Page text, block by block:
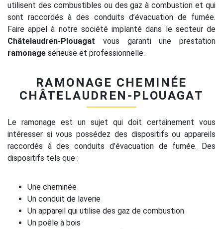
utilisent des combustibles ou des gaz à combustion et qui
sont raccordés à des conduits d’évacuation de fumée.
Faire appel à notre société implanté dans le secteur de
Châtelaudren-Plouagat vous garanti une prestation
ramonage sérieuse et professionnelle.
RAMONAGE CHEMINÉE
CHÂTELAUDREN-PLOUAGAT
Le ramonage est un sujet qui doit certainement vous
intéresser si vous possédez des dispositifs ou appareils
raccordés à des conduits d’évacuation de fumée. Des
dispositifs tels que :
Une cheminée
Un conduit de laverie
Un appareil qui utilise des gaz de combustion
Un poêle à bois